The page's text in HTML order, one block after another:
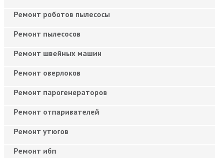
Ремонт роботов пылесосы
Ремонт пылесосов
Ремонт швейных машин
Ремонт оверлоков
Ремонт парогенераторов
Ремонт отпаривателей
Ремонт утюгов
Ремонт ибп